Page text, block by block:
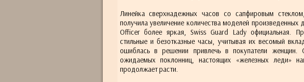
Линейка сверхнадежных часов со сапфировым
получила увеличение количества моделей
Officer более яркая, Swiss Guard Lady официальная.
стильные и безотказные часы, учитывая их весомый
ошиблась в решении привлечь в покупатели женщин.
ожидаемых поклонниц, настоящих «железных леди»
продолжает расти.